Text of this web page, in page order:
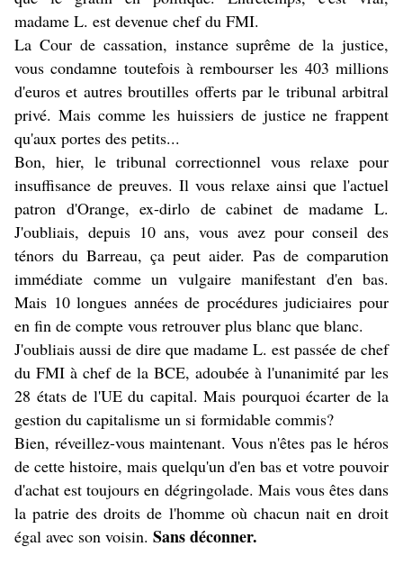
madame L. est devenue chef du FMI.
La Cour de cassation, instance suprême de la justice,
vous condamne toutefois à rembourser les 403 millions
d'euros et autres broutilles offerts par le tribunal arbitral
privé. Mais comme les huissiers de justice ne frappent
qu'aux portes des petits...
Bon, hier, le tribunal correctionnel vous relaxe pour
insuffisance de preuves. Il vous relaxe ainsi que l'actuel
patron d'Orange, ex-dirlo de cabinet de madame L.
J'oubliais, depuis 10 ans, vous avez pour conseil des
ténors du Barreau, ça peut aider. Pas de comparution
immédiate comme un vulgaire manifestant d'en bas.
Mais 10 longues années de procédures judiciaires pour
en fin de compte vous retrouver plus blanc que blanc.
J'oubliais aussi de dire que madame L. est passée de chef
du FMI à chef de la BCE, adoubée à l'unanimité par les
28 états de l'UE du capital. Mais pourquoi écarter de la
gestion du capitalisme un si formidable commis?
Bien, réveillez-vous maintenant. Vous n'êtes pas le héros
de cette histoire, mais quelqu'un d'en bas et votre pouvoir
d'achat est toujours en dégringolade. Mais vous êtes dans
la patrie des droits de l'homme où chacun nait en droit
égal avec son voisin. Sans déconner.